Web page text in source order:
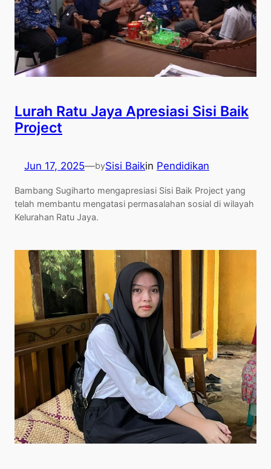
Lurah Ratu Jaya Apresiasi Sisi Baik
Project
Jun 17, 2025—bySisi Baikin Pendidikan
Bambang Sugiharto mengapresiasi Sisi Baik Project yang
telah membantu mengatasi permasalahan sosial di wilayah
Kelurahan Ratu Jaya.